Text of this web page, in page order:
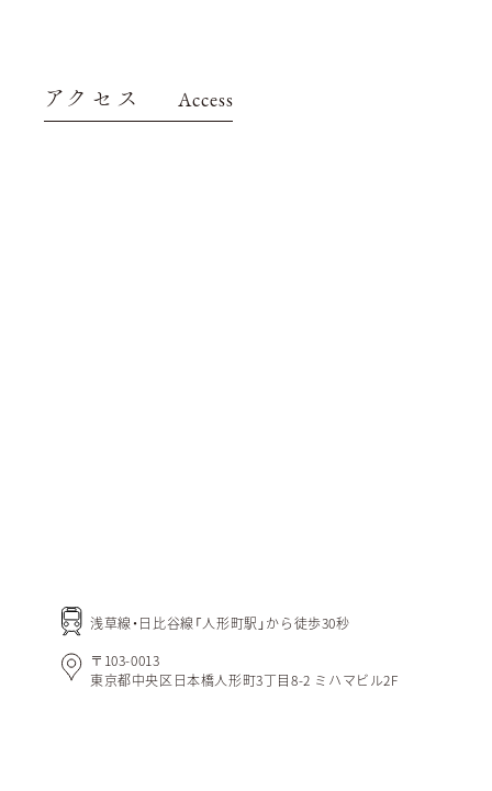
アクセス Access
浅草線・日比谷線「人形町駅」から徒歩30秒
〒103-0013
東京都中央区日本橋人形町3丁目8-2 ミハマビル2F